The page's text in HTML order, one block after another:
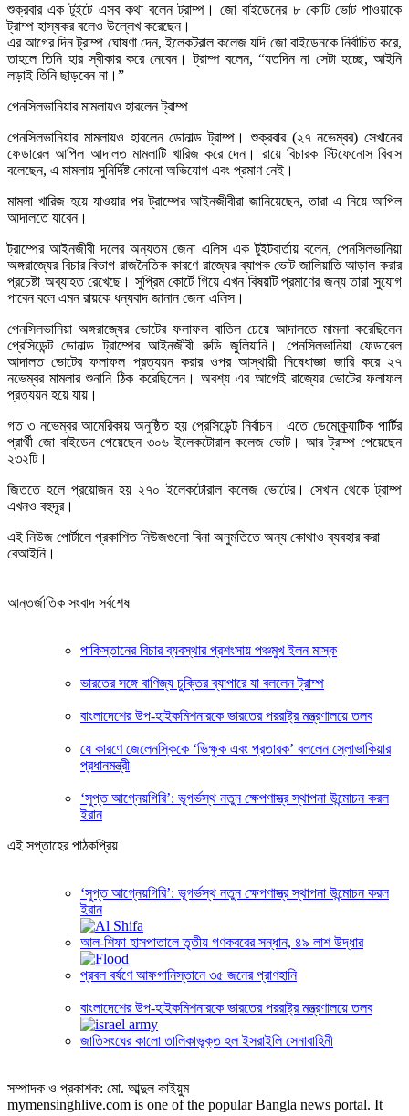
শুক্রবার এক টুইটে এসব কথা বলেন ট্রাম্প। জো বাইডেনের ৮ কোটি ভোট পাওয়াকে
ট্রাম্প হাস্যকর বলেও উল্লেখ করেছেন।
এর আগের দিন ট্রাম্প ঘোষণা দেন, ইলেকটরাল কলেজ যদি জো বাইডেনকে নির্বাচিত করে,
তাহলে তিনি হার স্বীকার করে নেবেন। ট্রাম্প বলেন, “যতদিন না সেটা হচ্ছে, আইনি
লড়াই তিনি ছাড়বেন না।”
পেনসিলভানিয়ার মামলায়ও হারলেন ট্রাম্প
পেনসিলভানিয়ার মামলায়ও হারলেন ডোনাল্ড ট্রাম্প। শুক্রবার (২৭ নভেম্বর) সেখানের
ফেডারেল আপিল আদালত মামলাটি খারিজ করে দেন। রায়ে বিচারক স্টিফেনোস বিবাস
বলেছেন, এ মামলায় সুনির্দিষ্ট কোনো অভিযোগ এবং প্রমাণ নেই।
মামলা খারিজ হয়ে যাওয়ার পর ট্রাম্পের আইনজীবীরা জানিয়েছেন, তারা এ নিয়ে আপিল
আদালতে যাবেন।
ট্রাম্পের আইনজীবী দলের অন্যতম জেনা এলিস এক টুইটবার্তায় বলেন, পেনসিলভানিয়া
অঙ্গরাজ্যের বিচার বিভাগ রাজনৈতিক কারণে রাজ্যের ব্যাপক ভোট জালিয়াতি আড়াল করার
প্রচেষ্টা অব্যাহত রেখেছে। সুপ্রিম কোর্টে গিয়ে এখন বিষয়টি প্রমাণের জন্য তারা সুযোগ
পাবেন বলে এমন রায়কে ধন্যবাদ জানান জেনা এলিস।
পেনসিলভানিয়া অঙ্গরাজ্যের ভোটের ফলাফল বাতিল চেয়ে আদালতে মামলা করেছিলেন
প্রেসিডেন্ট ডোনাল্ড ট্রাম্পের আইনজীবী রুডি জুলিয়ানি। পেনসিলভানিয়া ফেডারেল
আদালত ভোটের ফলাফল প্রত্যয়ন করার ওপর আস্থায়ী নিষেধাজ্ঞা জারি করে ২৭
নভেম্বর মামলার শুনানি ঠিক করেছিলেন। অবশ্য এর আগেই রাজ্যের ভোটের ফলাফল
প্রত্যয়ন হয়ে যায়।
গত ৩ নভেম্বর আমেরিকায় অনুষ্ঠিত হয় প্রেসিডেন্ট নির্বাচন। এতে ডেমোক্র্যাটিক পার্টির
প্রার্থী জো বাইডেন পেয়েছেন ৩০৬ ইলেকটোরাল কলেজ ভোট। আর ট্রাম্প পেয়েছেন
২৩২টি।
জিততে হলে প্রয়োজন হয় ২৭০ ইলেকটোরাল কলেজ ভোটের। সেখান থেকে ট্রাম্প
এখনও বহুদূর।
এই নিউজ পোর্টালে প্রকাশিত নিউজগুলো বিনা অনুমতিতে অন্য কোথাও ব্যবহার করা
বেআইনি।
আন্তর্জাতিক সংবাদ সর্বশেষ
পাকিস্তানের বিচার ব্যবস্থার প্রশংসায় পঞ্চমুখ ইলন মাস্ক
ভারতের সঙ্গে বাণিজ্য চুক্তির ব্যাপারে যা বললেন ট্রাম্প
বাংলাদেশের উপ-হাইকমিশনারকে ভারতের পররাষ্ট্র মন্ত্রণালয়ে তলব
যে কারণে জেলেনস্কিকে ‘ভিক্ষুক এবং প্রতারক’ বললেন স্লোভাকিয়ার
প্রধানমন্ত্রী
‘সুপ্ত আগ্নেয়গিরি’: ভূগর্ভস্থ নতুন ক্ষেপণাস্ত্র স্থাপনা উন্মোচন করল
ইরান
এই সপ্তাহের পাঠকপ্রিয়
‘সুপ্ত আগ্নেয়গিরি’: ভূগর্ভস্থ নতুন ক্ষেপণাস্ত্র স্থাপনা উন্মোচন করল
ইরান
আল-শিফা হাসপাতালে তৃতীয় গণকবরের সন্ধান, ৪৯ লাশ উদ্ধার
প্রবল বর্ষণে আফগানিস্তানে ৩৫ জনের প্রাণহানি
বাংলাদেশের উপ-হাইকমিশনারকে ভারতের পররাষ্ট্র মন্ত্রণালয়ে তলব
জাতিসংঘের কালো তালিকাভূক্ত হল ইসরাইলি সেনাবাহিনী
সম্পাদক ও প্রকাশক: মো. আব্দুল কাইয়ুম
mymensinghlive.com is one of the popular Bangla news portal. It